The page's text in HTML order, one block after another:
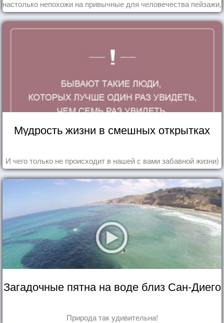
настолько непохожи на привычные для человечества пейзажи,
что кажутся и вовсе инопланетными!
Мудрость жизни в смешных открытках
И чего только не происходит в нашей с вами забавной жизни)
Загадочные пятна на воде близ Сан-Диего
Природа так удивительна!